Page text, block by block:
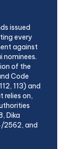
issued
every
against
nominees.
of the
Code
113) and
relies on,
Dika
2562, and